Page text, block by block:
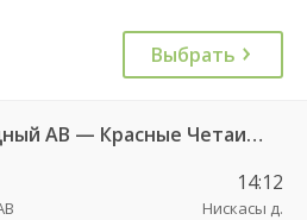
Выбрать
Чебоксары Пригородный АВ — Красные Четаи с. ДКП ч/з Нискасы д. 533
14:12
Нискасы д.